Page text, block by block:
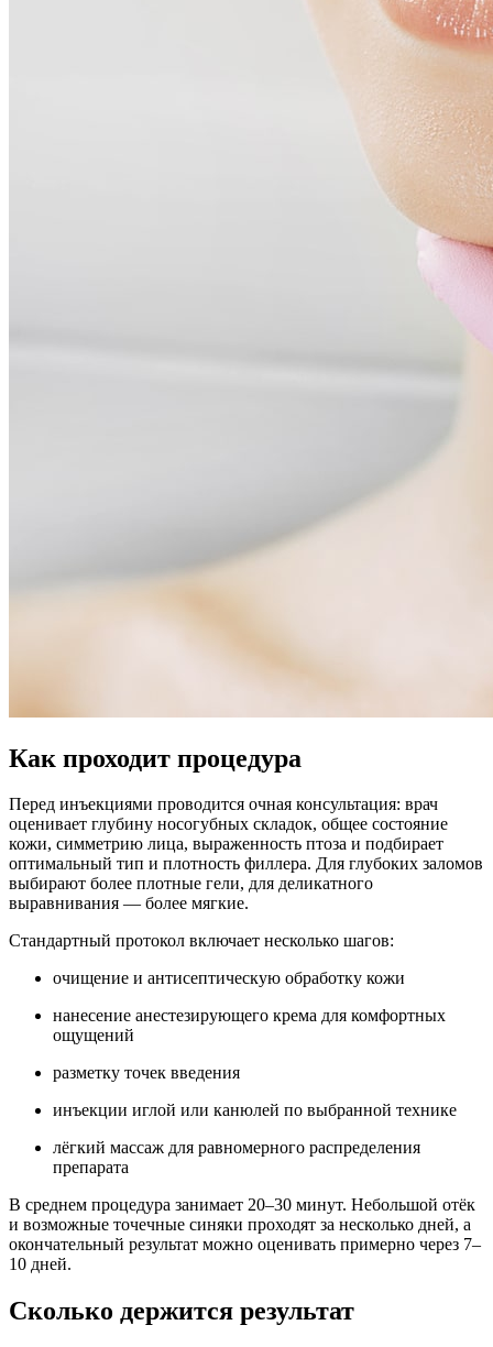
Как проходит процедура
Перед инъекциями проводится очная консультация: врач
оценивает глубину носогубных складок, общее состояние
кожи, симметрию лица, выраженность птоза и подбирает
оптимальный тип и плотность филлера. Для глубоких заломов
выбирают более плотные гели, для деликатного
выравнивания — более мягкие.
Стандартный протокол включает несколько шагов:
очищение и антисептическую обработку кожи
нанесение анестезирующего крема для комфортных
ощущений
разметку точек введения
инъекции иглой или канюлей по выбранной технике
лёгкий массаж для равномерного распределения
препарата
В среднем процедура занимает 20–30 минут. Небольшой отёк
и возможные точечные синяки проходят за несколько дней, а
окончательный результат можно оценивать примерно через 7–
10 дней.
Сколько держится результат